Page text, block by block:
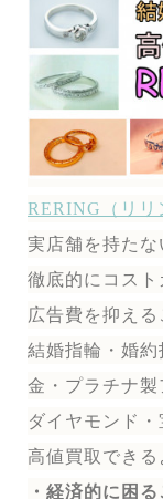
RERING（リリ
実店舗を持たな
徹底的にコスト
広告費を抑える
結婚指輪・婚約
金・プラチナ製
ダイヤモンド・
高値買取できる
・経済的に困